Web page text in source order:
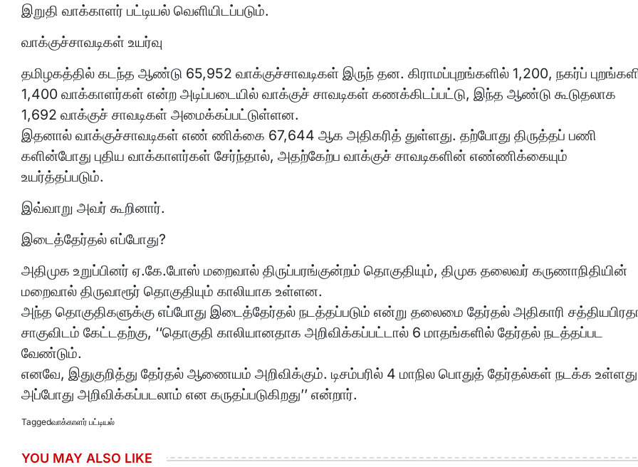
இறுதி வாக்காளர் பட்டியல் வெளியிடப்படும்.
வாக்குச்சாவடிகள் உயர்வு
தமிழகத்தில் கடந்த ஆண்டு 65,952 வாக்குச்சாவடிகள் இருந் தன. கிராமப்புறங்களில் 1,200, நகர்ப்
1,400 வாக்காளர்கள் என்ற அடிப்படையில் வாக்குச் சாவடிகள் கணக்கிடப்பட்டு, இந்த ஆண்டு கூடுதலாக
1,692 வாக்குச் சாவடிகள் அமைக்கப்பட்டுள்ளன.
இதனால் வாக்குச்சாவடிகள் எண் ணிக்கை 67,644 ஆக அதிகரித் துள்ளது. தற்போது திருத்தப் பணி
களின்போது புதிய வாக்காளர்கள் சேர்ந்தால், அதற்கேற்ப வாக்குச் சாவடிகளின் எண்ணிக்கையும்
உயர்த்தப்படும்.
இவ்வாறு அவர் கூறினார்.
இடைத்தேர்தல் எப்போது?
அதிமுக உறுப்பினர் ஏ.கே.போஸ் மறைவால் திருப்பரங்குன்றம் தொகுதியும், திமுக தலைவர் கருணாநிதியின்
மறைவால் திருவாரூர் தொகுதியும் காலியாக உள்ளன.
அந்த தொகுதிகளுக்கு எப்போது இடைத்தேர்தல் நடத்தப்படும் என்று தலைமை தேர்தல் அதிகாரி
சாகுவிடம் கேட்டதற்கு, ‘‘தொகுதி காலியானதாக அறிவிக்கப்பட்டால் 6 மாதங்களில் தேர்தல் நடத்தப்பட
வேண்டும்.
எனவே, இதுகுறித்து தேர்தல் ஆணையம் அறிவிக்கும். டிசம்பரில் 4 மாநில பொதுத் தேர்தல்கள் நடக்க
அப்போது அறிவிக்கப்படலாம் என கருதப்படுகிறது’’ என்றார்.
Taggedவாக்காளர் பட்டியல்
YOU MAY ALSO LIKE